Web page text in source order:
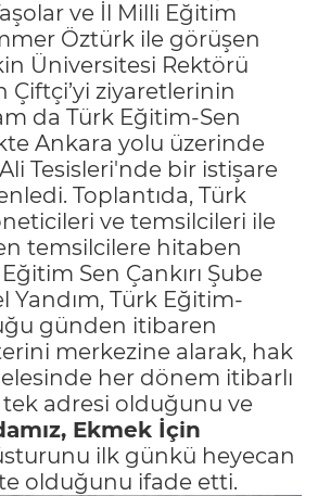
ve İl Milli Eğitim
Öztürk ile görüşen
Üniversitesi Rektörü
Çiftçi’yi ziyaretlerinin
da Türk Eğitim-Sen
Ankara yolu üzerinde
Tesisleri'nde bir istişare
Toplantıda, Türk
ve temsilcileri ile
temsilcilere hitaben
Sen Çankırı Şube
Yandım, Türk Eğitim-
günden itibaren
terini merkezine alarak, hak
her dönem itibarlı
tek adresi olduğunu ve
Ekmek İçin
ilk günkü heyecan
olduğunu ifade etti.